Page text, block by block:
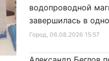
Город, 06.08.2026 15:57
водопроводной
завершилась в
районов города